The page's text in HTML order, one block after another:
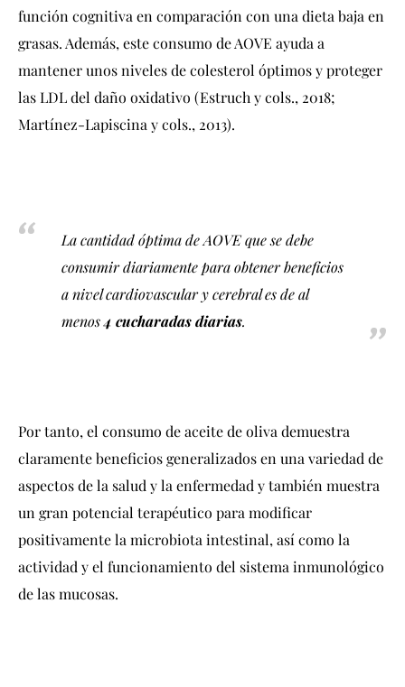
función cognitiva en comparación con una dieta baja en
grasas. Además, este consumo de AOVE ayuda a
mantener unos niveles de colesterol óptimos y proteger
las LDL del daño oxidativo (Estruch y cols., 2018;
Martínez-Lapiscina y cols., 2013).
La cantidad óptima de AOVE que se debe
consumir diariamente para obtener beneficios
a nivel cardiovascular y cerebral es de al
menos4 cucharadas diarias.
Por tanto, el consumo de aceite de oliva demuestra
claramente beneficios generalizados en una variedad de
aspectos de la salud y la enfermedad y también muestra
un gran potencial terapéutico para modificar
positivamente la microbiota intestinal, así como la
actividad y el funcionamiento del sistema inmunológico
de las mucosas.